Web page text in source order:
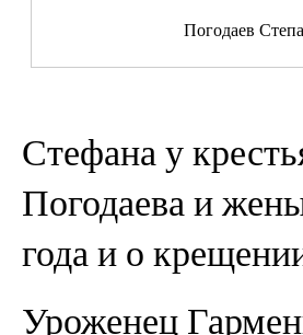
Погодаев
Стефана у
Погодаева и
года и о
Уроженец